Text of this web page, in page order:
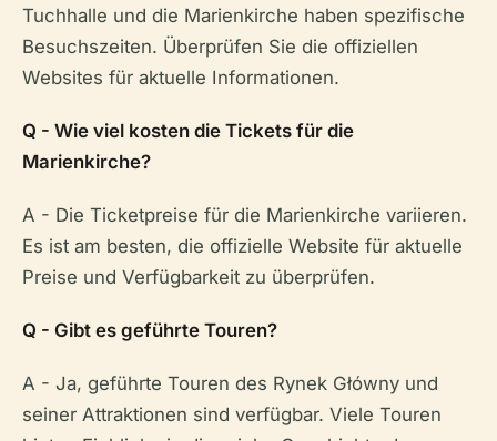
Tuchhalle und die Marienkirche haben spezifische
Besuchszeiten. Überprüfen Sie die offiziellen
Websites für aktuelle Informationen.
Q - Wie viel kosten die Tickets für die
Marienkirche?
A - Die Ticketpreise für die Marienkirche variieren.
Es ist am besten, die offizielle Website für aktuelle
Preise und Verfügbarkeit zu überprüfen.
Q - Gibt es geführte Touren?
A - Ja, geführte Touren des Rynek Główny und
seiner Attraktionen sind verfügbar. Viele Touren